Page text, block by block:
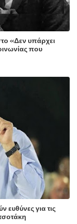
«Δεν υπάρχει
που
ευθύνες για τις